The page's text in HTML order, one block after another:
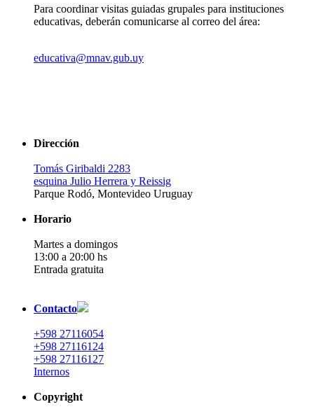
Para coordinar visitas guiadas grupales para instituciones
educativas, deberán comunicarse al correo del área:
educativa@mnav.gub.uy
Dirección
Tomás Giribaldi 2283
esquina Julio Herrera y Reissig
Parque Rodó, Montevideo Uruguay
Horario
Martes a domingos
13:00 a 20:00 hs
Entrada gratuita
Contacto
+598 27116054
+598 27116124
+598 27116127
Internos
Copyright